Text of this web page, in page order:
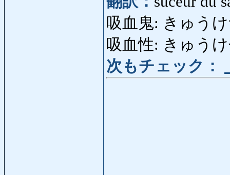
吸血鬼: きゅう
吸血性: きゅう
次もチェック：